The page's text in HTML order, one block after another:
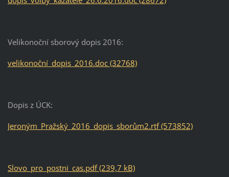
Velikonoční sborový dopis 2016:
velikonoční_dopis_2016.doc (32768)
Dopis z ÚCK:
Jeroným_Pražský_2016_dopis_sborům2.rtf (573852)
Slovo_pro_postni_cas.pdf (239,7 kB)